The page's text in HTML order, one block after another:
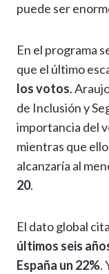
puede ser
En el programa
que el último
los votos.
de Inclusión y
importancia del
mientras que
alcanzaría al
20.
El dato global
últimos seis
España un 22%.